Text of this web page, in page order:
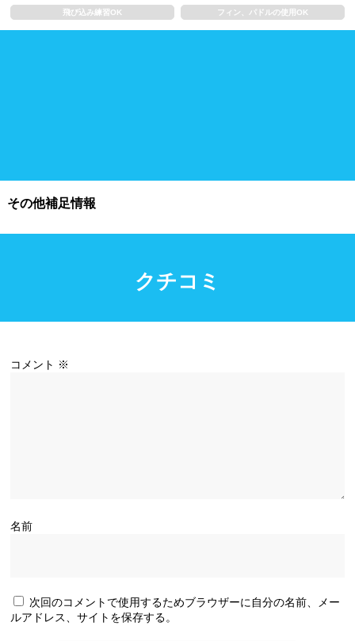
飛び込み練習OK フィン、パドルの使用OK
その他補足情報
クチコミ
コメント ※
名前
次回のコメントで使用するためブラウザーに自分の名前、メー
ルアドレス、サイトを保存する。
プール情報